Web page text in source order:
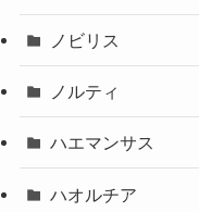
ノビリス
ノルティ
ハエマンサス
ハオルチア